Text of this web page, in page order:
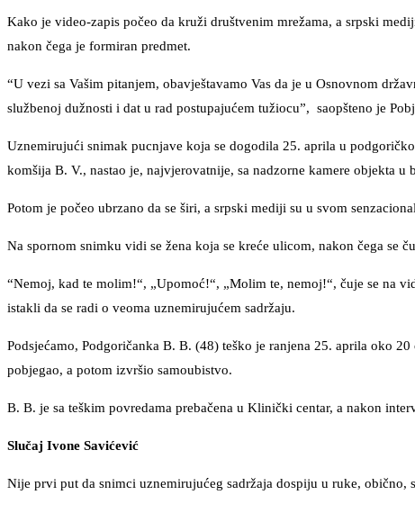
Kako je video-zapis počeo da kruži društvenim mrežama, a srpski
nakon čega je formiran predmet.
“U vezi sa Vašim pitanjem, obavještavamo Vas da je u Osnovnom
službenoj dužnosti i dat u rad postupajućem tužiocu”, saopšteno je
Uznemirujući snimak pucnjave koja se dogodila 25. aprila u
komšija B. V., nastao je, najvjerovatnije, sa nadzorne kamere objekta
Potom je počeo ubrzano da se širi, a srpski mediji su u svom
Na spornom snimku vidi se žena koja se kreće ulicom, nakon čega se
“Nemoj, kad te molim!“, „Upomoć!“, „Molim te, nemoj!“, čuje se na
istakli da se radi o veoma uznemirujućem sadržaju.
Podsjećamo, Podgoričanka B. B. (48) teško je ranjena 25. aprila oko
pobjegao, a potom izvršio samoubistvo.
B. B. je sa teškim povredama prebačena u Klinički centar, a nakon
Slučaj Ivone Savićević
Nije prvi put da snimci uznemirujućeg sadržaja dospiju u ruke, obično,